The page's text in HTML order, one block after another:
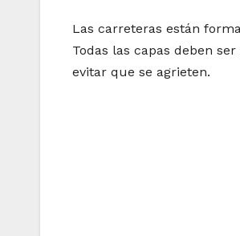
Las carreteras están
Todas las capas deben
evitar que se agrieten.